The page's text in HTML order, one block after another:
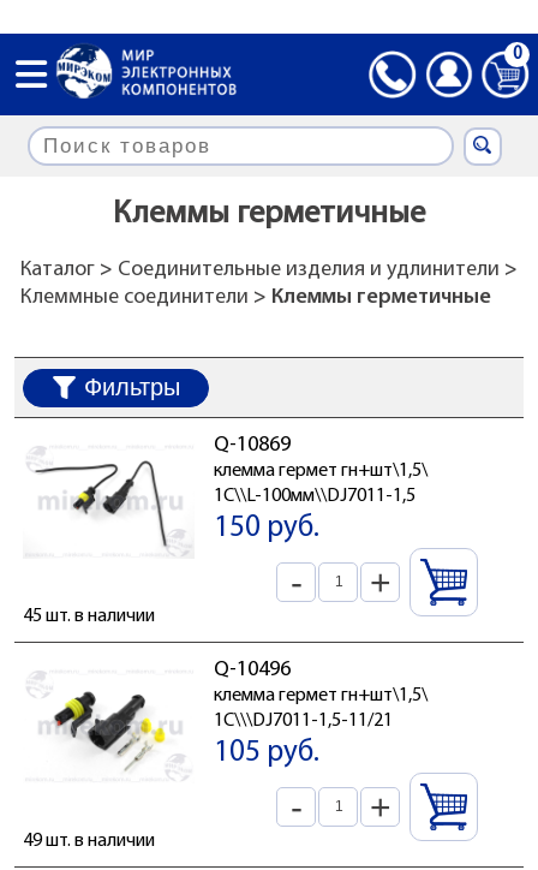
0
Клеммы герметичные
Каталог> Соединительные изделия и удлинители >
Клеммные соединители > Клеммы герметичные
Фильтры
Q-10869
клемма гермет гн+шт\1,5\
1C\\L-100мм\\DJ7011-1,5
150 руб.
- +
45 шт. в наличии
Q-10496
клемма гермет гн+шт\1,5\
1C\\\DJ7011-1,5-11/21
105 руб.
- +
49 шт. в наличии